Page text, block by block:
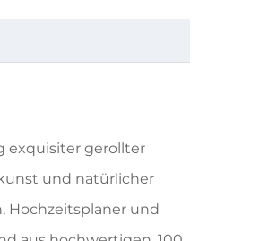
exquisiter gerollter
und natürlicher
Hochzeitsplaner und